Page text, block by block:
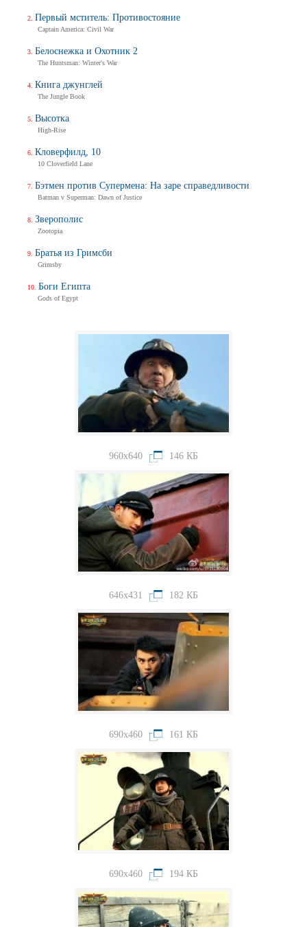
960x640 146 КБ
646x431 182 КБ
690x460 161 КБ
690x460 194 КБ
Первый мститель: Противостояние
Captain America: Civil War
Белоснежка и Охотник 2
The Huntsman: Winter's War
Книга джунглей
The Jungle Book
Высотка
High-Rise
Кловерфилд, 10
10 Cloverfield Lane
Бэтмен против Супермена: На заре справедливости
Batman v Superman: Dawn of Justice
Зверополис
Zootopia
Братья из Гримсби
Grimsby
Боги Египта
Gods of Egypt